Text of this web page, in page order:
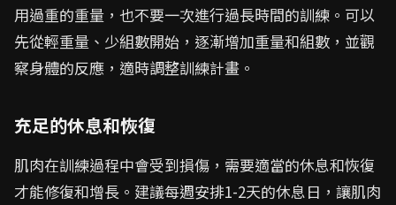
用過重的重量，也不要一次進行過長時間的訓練。可以
先從輕重量、少組數開始，逐漸增加重量和組數，並觀
察身體的反應，適時調整訓練計畫。
充足的休息和恢復
肌肉在訓練過程中會受到損傷，需要適當的休息和恢復
才能修復和增長。建議每週安排1-2天的休息日，讓肌肉